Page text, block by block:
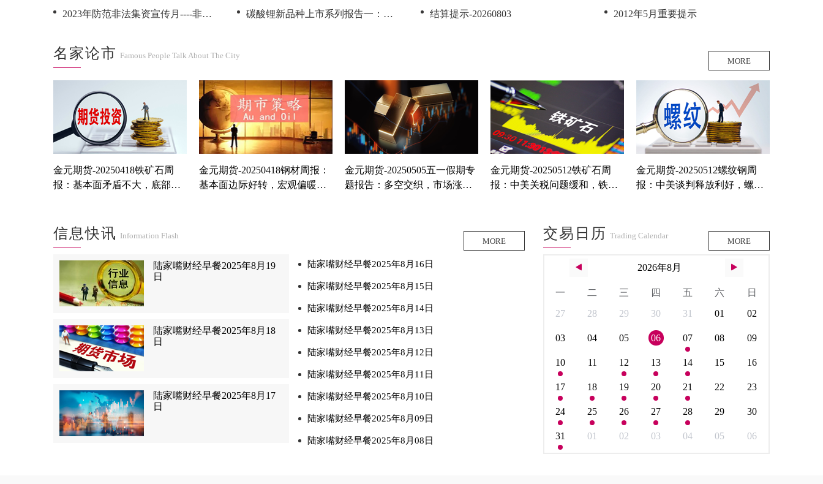
2023年防范非法集资宣传月----非法集资如何认定
碳酸锂新品种上市系列报告一：碳酸锂期货期权介绍--金元期货
结算提示-20260803
2012年5月重要提示
名家论市 Famous People Talk About The City
MORE
金元期货-20250418铁矿石周
报：基本面矛盾不大，底部有
金元期货-20250418钢材周报：
基本面边际好转，宏观偏暖下
金元期货-20250505五一假期专
题报告：多空交织，市场涨跌
金元期货-20250512铁矿石周
报：中美关税问题缓和，铁矿
金元期货-20250512螺纹钢周
报：中美谈判释放利好，螺纹
信息快讯 Information Flash
MORE
陆家嘴财经早餐2025年8月19
日
陆家嘴财经早餐2025年8月18
日
陆家嘴财经早餐2025年8月17
日
陆家嘴财经早餐2025年8月16日
陆家嘴财经早餐2025年8月15日
陆家嘴财经早餐2025年8月14日
陆家嘴财经早餐2025年8月13日
陆家嘴财经早餐2025年8月12日
陆家嘴财经早餐2025年8月11日
陆家嘴财经早餐2025年8月10日
陆家嘴财经早餐2025年8月09日
陆家嘴财经早餐2025年8月08日
交易日历 Trading Calendar
MORE
2026年8月
一 二 三 四 五 六
日
27
28 29 30 31 01 02
03 04 05 06 07 08 09
10 11 12 13 14 15 16
17 18 19 20 21 22 23
24 25 26 27 28 29 30
31 01 02 03 04 05 06